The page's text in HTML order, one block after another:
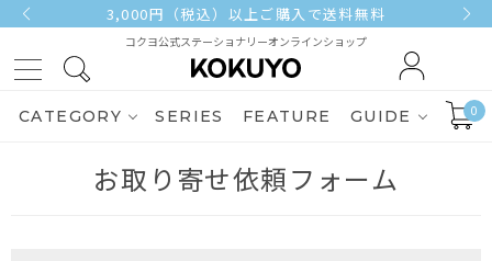
3,000円（税込）以上ご購入で送料無料
コクヨ公式ステーショナリーオンラインショップ
CATEGORY SERIES FEATURE GUIDE 0
お取り寄せ依頼フォーム